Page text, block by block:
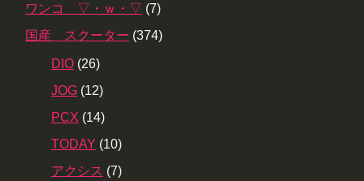
ワンコ ▽・ｗ・▽ (7)
国産 スクーター (374)
DIO (26)
JOG (12)
PCX (14)
TODAY (10)
アクシス (7)